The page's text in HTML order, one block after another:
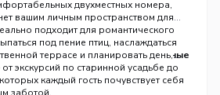
Минска.
двухместных номера,
вашим личным пространством для
подходит для романтического
компании друзей.В стоимость
входные билеты в парк и вкусные
отдых максимально удобным и
под пение птиц, наслаждаться
террасе и планировать день,
экскурсий по старинной усадьбе до
каждый гость почувствует себя
заботой.